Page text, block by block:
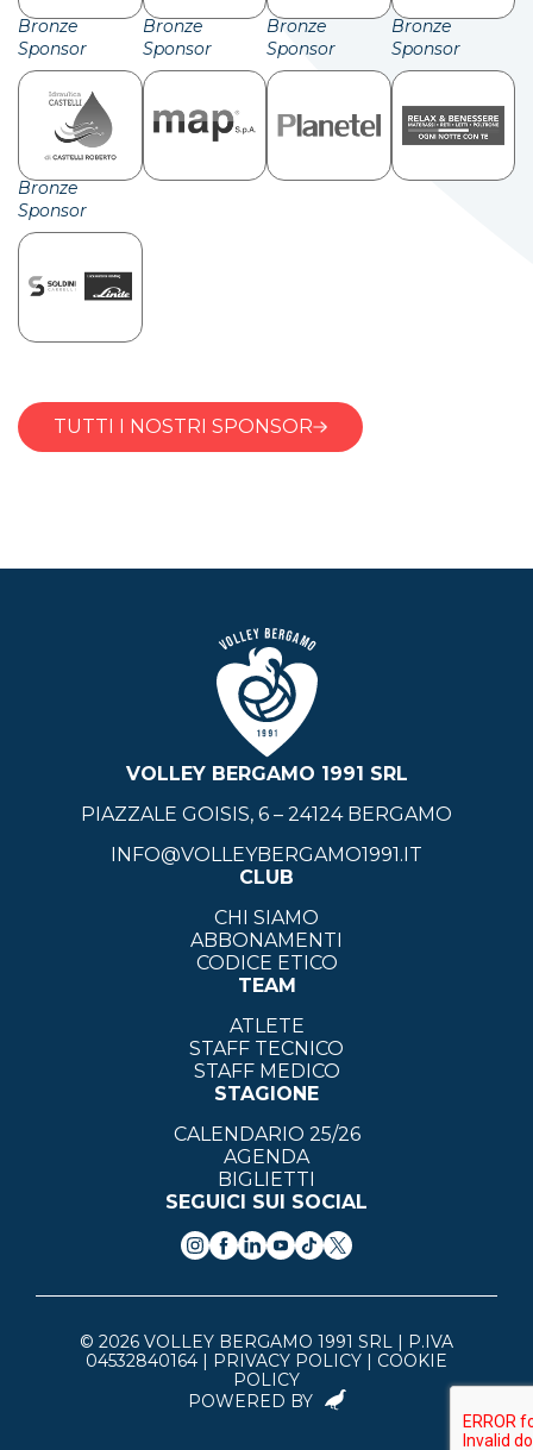
Bronze
Sponsor
Bronze
Sponsor
Bronze
Sponsor
Bronze
Sponsor
Bronze
Sponsor
TUTTI I NOSTRI SPONSOR
VOLLEY BERGAMO 1991 SRL
PIAZZALE GOISIS, 6 – 24124 BERGAMO
INFO@VOLLEYBERGAMO1991.IT
CLUB
CHI SIAMO
ABBONAMENTI
CODICE ETICO
TEAM
ATLETE
STAFF TECNICO
STAFF MEDICO
STAGIONE
CALENDARIO 25/26
AGENDA
BIGLIETTI
SEGUICI SUI SOCIAL
© 2026 VOLLEY BERGAMO 1991 SRL | P.IVA
04532840164 | PRIVACY POLICY | COOKIE
POLICY
POWERED BY